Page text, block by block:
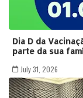
Dia D da
parte da sua
July 31, 2026